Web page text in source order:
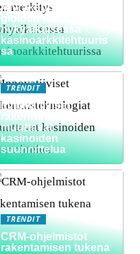
Älyrakennusteknolo
gioiden merkitys
nykyaikaisessa
kasinoarkkitehtuuris
sa
TRENDIT
Innovatiiviset
rakennusteknologiat
muuttavat
kasinoiden
suunnittelua
TRENDIT
CRM-ohjelmistot
rakentamisen tukena